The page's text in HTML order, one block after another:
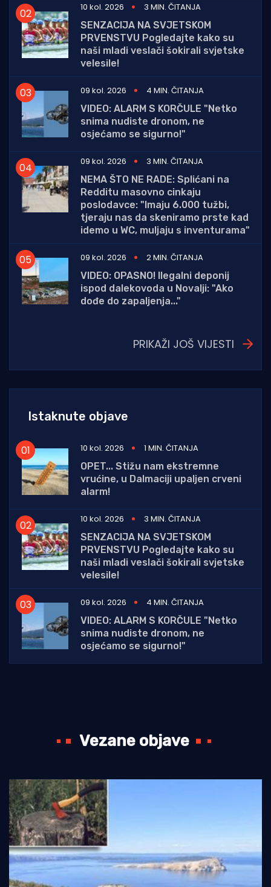
10 kol. 2026
3 MIN. ČITANJA
SENZACIJA NA SVJETSKOM
PRVENSTVU Pogledajte kako su
naši mladi veslači šokirali svjetske
velesile!
09 kol. 2026
4 MIN. ČITANJA
VIDEO: ALARM S KORČULE "Netko
snima nudiste dronom, ne
osjećamo se sigurno!"
09 kol. 2026
3 MIN. ČITANJA
NEMA ŠTO NE RADE: Splićani na
Redditu masovno cinkaju
poslodavce: "Imaju 6.000 tužbi,
tjeraju nas da skeniramo prste kad
idemo u WC, muljaju s inventurama"
09 kol. 2026
2 MIN. ČITANJA
VIDEO: OPASNO! Ilegalni deponij
ispod dalekovoda u Novalji: "Ako
dođe do zapaljenja..."
PRIKAŽI JOŠ VIJESTI
Istaknute objave
10 kol. 2026
1 MIN. ČITANJA
OPET... Stižu nam ekstremne
vrućine, u Dalmaciji upaljen crveni
alarm!
10 kol. 2026
3 MIN. ČITANJA
SENZACIJA NA SVJETSKOM
PRVENSTVU Pogledajte kako su
naši mladi veslači šokirali svjetske
velesile!
09 kol. 2026
4 MIN. ČITANJA
VIDEO: ALARM S KORČULE "Netko
snima nudiste dronom, ne
osjećamo se sigurno!"
Vezane objave